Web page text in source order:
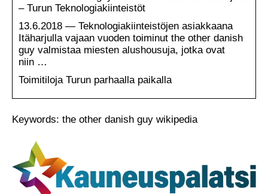
– Turun Teknologiakiinteistöt
13.6.2018 — Teknologiakiinteistöjen asiakkaana
Itäharjulla vajaan vuoden toiminut the other danish
guy valmistaa miesten alushousuja, jotka ovat
niin …
Toimitiloja Turun parhaalla paikalla
Keywords: the other danish guy wikipedia